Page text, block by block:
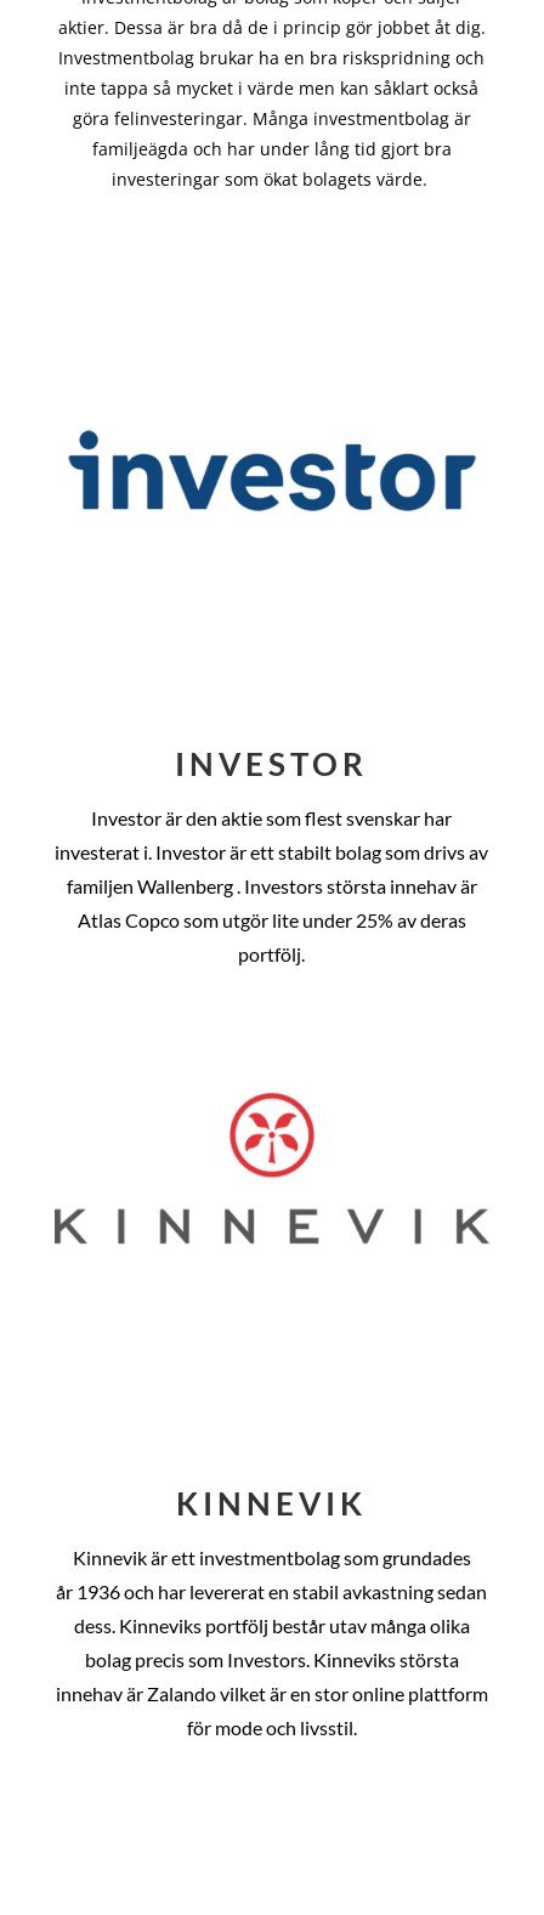
aktier. Dessa är bra då de i princip görjobbet åt dig.
Investmentbolag brukar ha en bra riskspridning och
inte tappa så mycket i värde men kan såklart också
göra felinvesteringar. Många investmentbolag är
familjeägda och har under lång tid gjort bra
investeringar som ökat bolagets värde.
INVESTOR
Investor är den aktie som flest svenskar har
investerat i. Investor är ett stabilt bolag som drivs av
familjen Wallenberg . Investors största innehav är
Atlas Copco som utgör lite under 25% av deras
portfölj.
KINNEVIK
Kinnevik är ett investmentbolag som grundades
år 1936 och har levererat en stabil avkastning sedan
dess. Kinneviks portfölj består utav många olika
bolag precis som Investors. Kinneviks största
innehav är Zalando vilket är en stor online plattform
för mode och livsstil.